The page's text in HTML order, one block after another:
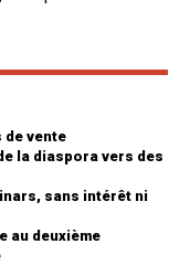
de vente
la diaspora vers des
sans intérêt ni
au deuxième